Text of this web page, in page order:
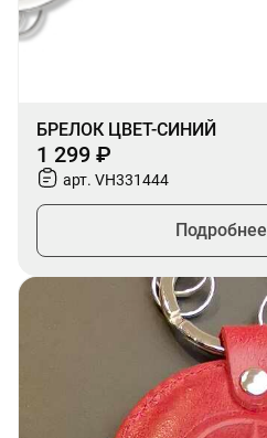
БРЕЛОК ЦВЕТ-СИНИЙ
1 299 ₽
арт. VH331444
Подробнее